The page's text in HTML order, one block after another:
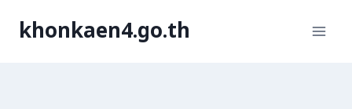
khonkaen4.go.th